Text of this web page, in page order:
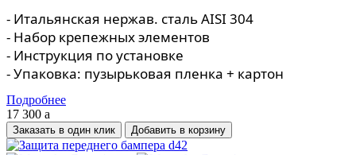
- Итальянская нержав. сталь AISI 304
- Набор крепежных элементов
- Инструкция по установке
- Упаковка: пузырьковая пленка + картон
Подробнее
17 300 a
Заказать в один клик